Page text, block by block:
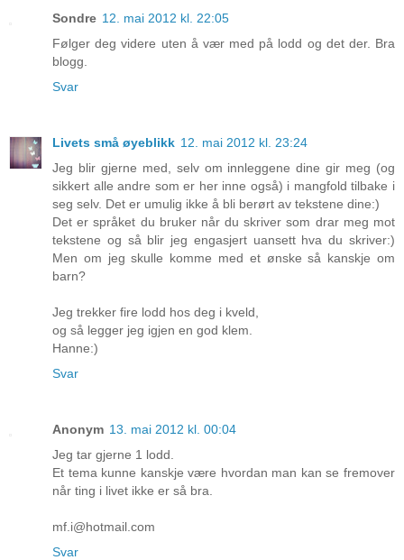
Sondre 12. mai 2012 kl. 22:05
Følger deg videre uten å vær med på lodd og det der. Bra
blogg.
Svar
Livets små øyeblikk 12. mai 2012 kl. 23:24
Jeg blir gjerne med, selv om innleggene dine gir meg (og
sikkert alle andre som er her inne også) i mangfold tilbake i
seg selv. Det er umulig ikke å bli berørt av tekstene dine:)
Det er språket du bruker når du skriver som drar meg mot
tekstene og så blir jeg engasjert uansett hva du skriver:)
Men om jeg skulle komme med et ønske så kanskje om
barn?
Jeg trekker fire lodd hos deg i kveld,
og så legger jeg igjen en god klem.
Hanne:)
Svar
Anonym 13. mai 2012 kl. 00:04
Jeg tar gjerne 1 lodd.
Et tema kunne kanskje være hvordan man kan se fremover
når ting i livet ikke er så bra.
mf.i@hotmail.com
Svar